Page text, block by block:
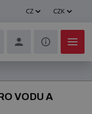
CZ CZK
VODU A